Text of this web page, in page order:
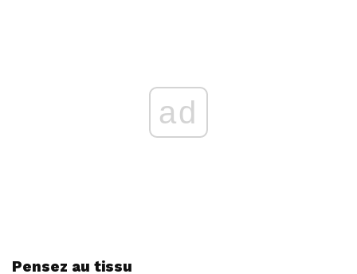
ad
Pensez au tissu